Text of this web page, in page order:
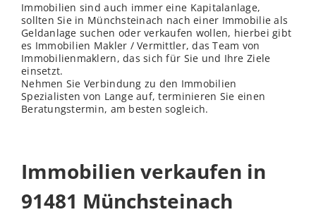
Immobilien sind auch immer eine Kapitalanlage,
sollten Sie in Münchsteinach nach einer Immobilie als
Geldanlage suchen oder verkaufen wollen, hierbei gibt
es Immobilien Makler / Vermittler, das Team von
Immobilienmaklern, das sich für Sie und Ihre Ziele
einsetzt.
Nehmen Sie Verbindung zu den Immobilien
Spezialisten von Lange auf, terminieren Sie einen
Beratungstermin, am besten sogleich.
Immobilien verkaufen in
91481 Münchsteinach